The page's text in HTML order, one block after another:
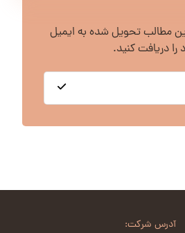
مطالب تحویل شده به ایمیل
را دریافت کنید.
آدرس شرکت: